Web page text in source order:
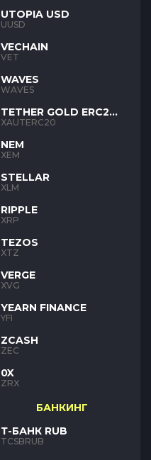
UTOPIA USD
UUSD
VECHAIN
VET
WAVES
WAVES
TETHER GOLD ERC20
XAUT
XAUTERC20
NEM
XEM
STELLAR
XLM
RIPPLE
XRP
TEZOS
XTZ
VERGE
XVG
YEARN FINANCE
YFI
ZCASH
ZEC
0X
ZRX
БАНКИНГ
Т-БАНК RUB
TCSBRUB